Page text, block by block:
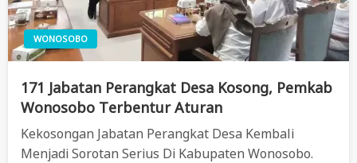
WONOSOBO
171 Jabatan Perangkat Desa Kosong, Pemkab
Wonosobo Terbentur Aturan
Kekosongan Jabatan Perangkat Desa Kembali
Menjadi Sorotan Serius Di Kabupaten Wonosobo.